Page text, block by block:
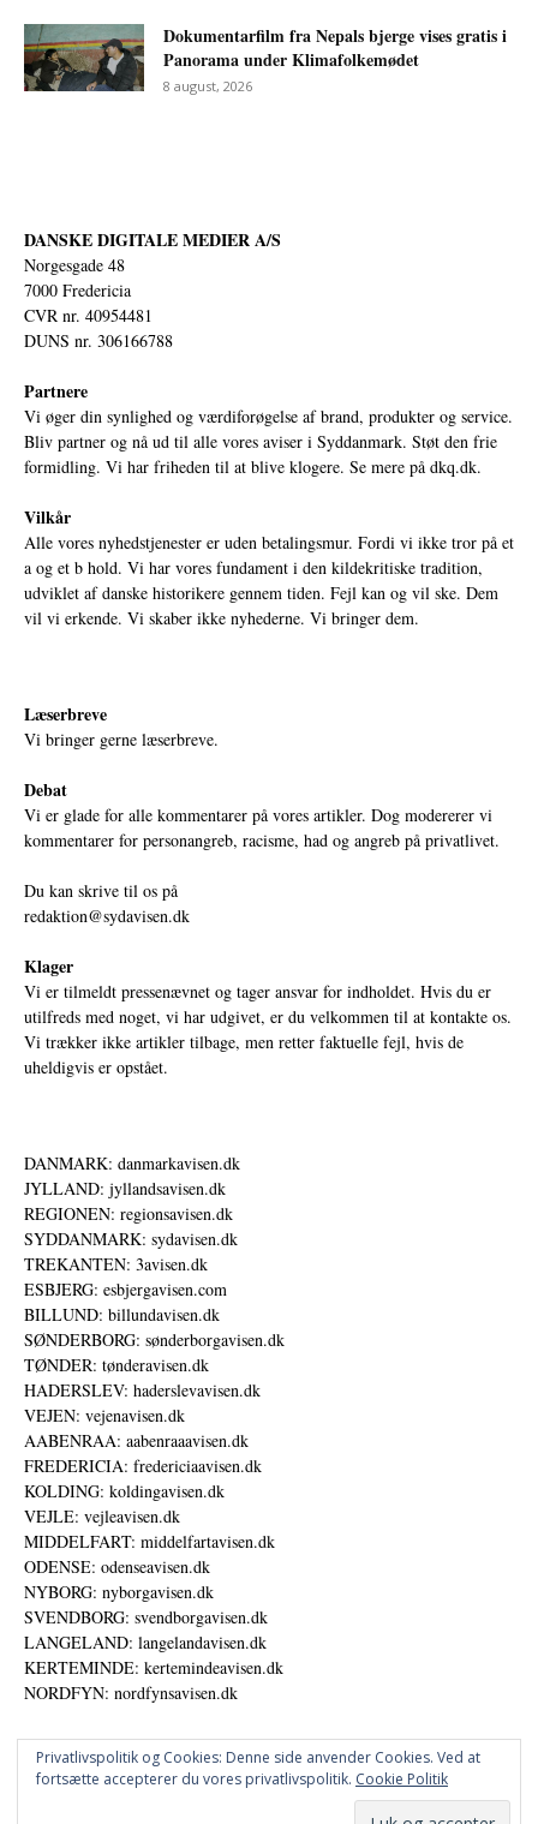
Dokumentarfilm fra Nepals bjerge vises gratis i
Panorama under Klimafolkemødet
8 august, 2026
DANSKE DIGITALE MEDIER A/S
Norgesgade 48
7000 Fredericia
CVR nr. 40954481
DUNS nr. 306166788
Partnere
Vi øger din synlighed og værdiforøgelse af brand, produkter og service.
Bliv partner og nå ud til alle vores aviser i Syddanmark. Støt den frie
formidling. Vi har friheden til at blive klogere. Se mere på dkq.dk.
Vilkår
Alle vores nyhedstjenester er uden betalingsmur. Fordi vi ikke tror på et
a og et b hold. Vi har vores fundament i den kildekritiske tradition,
udviklet af danske historikere gennem tiden. Fejl kan og vil ske. Dem
vil vi erkende. Vi skaber ikke nyhederne. Vi bringer dem.
Læserbreve
Vi bringer gerne læserbreve.
Debat
Vi er glade for alle kommentarer på vores artikler. Dog modererer vi
kommentarer for personangreb, racisme, had og angreb på privatlivet.
Du kan skrive til os på
redaktion@sydavisen.dk
Klager
Vi er tilmeldt pressenævnet og tager ansvar for indholdet. Hvis du er
utilfreds med noget, vi har udgivet, er du velkommen til at kontakte os.
Vi trækker ikke artikler tilbage, men retter faktuelle fejl, hvis de
uheldigvis er opstået.
DANMARK: danmarkavisen.dk
JYLLAND: jyllandsavisen.dk
REGIONEN: regionsavisen.dk
SYDDANMARK: sydavisen.dk
TREKANTEN: 3avisen.dk
ESBJERG: esbjergavisen.com
BILLUND: billundavisen.dk
SØNDERBORG: sønderborgavisen.dk
TØNDER: tønderavisen.dk
HADERSLEV: haderslevavisen.dk
VEJEN: vejenavisen.dk
AABENRAA: aabenraaavisen.dk
FREDERICIA: fredericiaavisen.dk
KOLDING: koldingavisen.dk
VEJLE: vejleavisen.dk
MIDDELFART: middelfartavisen.dk
ODENSE: odenseavisen.dk
NYBORG: nyborgavisen.dk
SVENDBORG: svendborgavisen.dk
LANGELAND: langelandavisen.dk
KERTEMINDE: kertemindeavisen.dk
NORDFYN: nordfynsavisen.dk
Privatlivspolitik og Cookies: Denne side anvender Cookies. Ved at
fortsætte accepterer du vores privatlivspolitik. Cookie Politik